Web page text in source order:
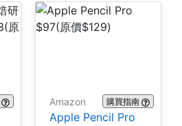
Amazon 購買指南
Apple Pencil Pro